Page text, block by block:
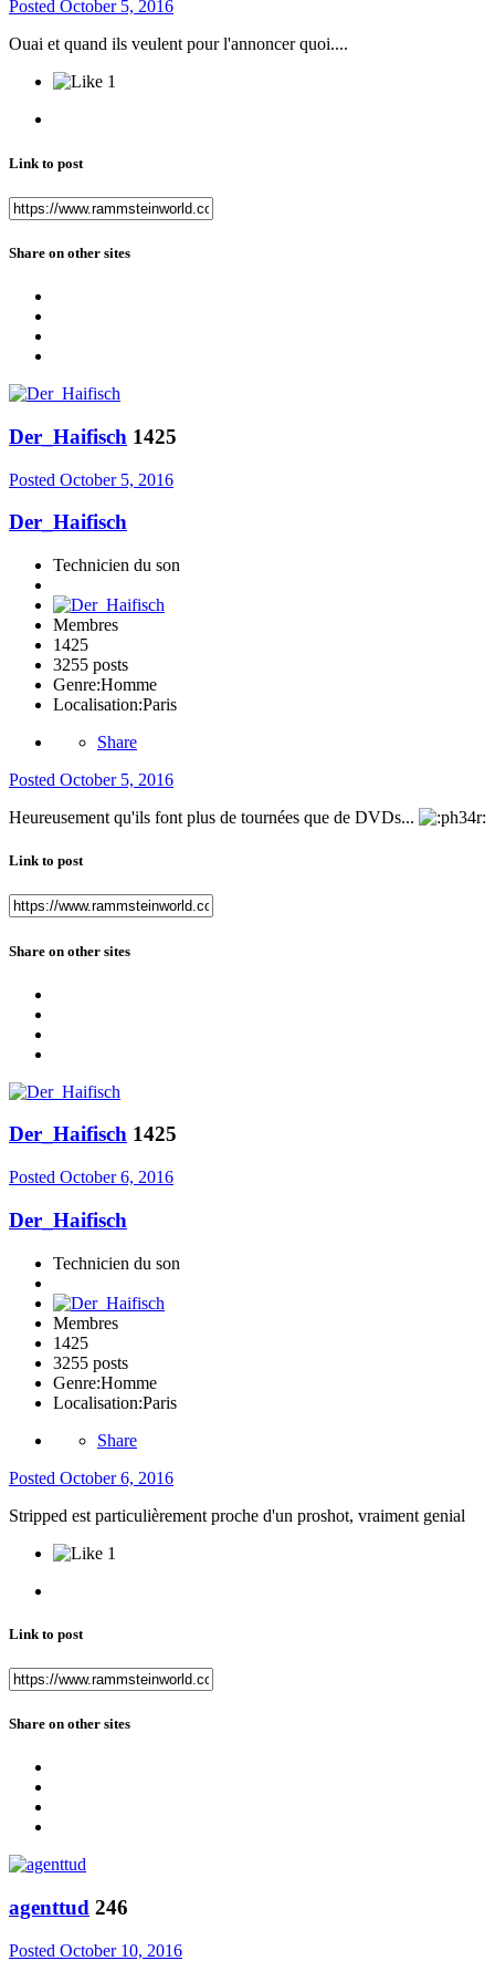
Posted October 5, 2016
Ouai et quand ils veulent pour l'annoncer quoi....
1
Link to post
Share on other sites
Der_Haifisch 1425
Posted October 5, 2016
Der_Haifisch
Technicien du son
Membres
1425
3255 posts
Genre:Homme
Localisation:Paris
Share
Posted October 5, 2016
Heureusement qu'ils font plus de tournées que de DVDs...
Link to post
Share on other sites
Der_Haifisch 1425
Posted October 6, 2016
Der_Haifisch
Technicien du son
Membres
1425
3255 posts
Genre:Homme
Localisation:Paris
Share
Posted October 6, 2016
Stripped est particulièrement proche d'un proshot, vraiment genial
1
Link to post
Share on other sites
agenttud 246
Posted October 10, 2016